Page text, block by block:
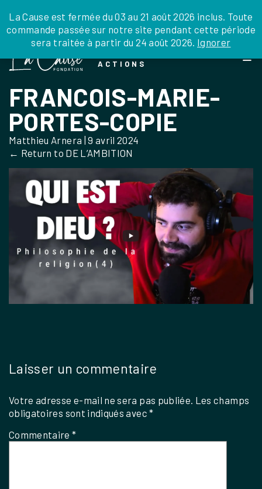
to
the
La Cause est fermée du 03 au 21 août 2026 inclus. Toute
commande passée sur notre site pendant cette période
sera traitée à partir du 24 août 2026. Ignorer
JE DONNE JE PARRAINE NOUS SOUTENIR
DEPUIS LA FRANCE
DEPUIS L’INTERNATIONAL
EN TANT QU’ORGANISATION
LEGS, LIBÉRALITÉS
0 ARTICLE
ACTIONS
FRANCOIS-MARIE-
PORTES-COPIE
Matthieu Arnera |9 avril 2024
← Return to DE L’AMBITION
Laisser un commentaire
Votre adresse e-mail ne sera pas publiée. Les champs
obligatoires sont indiqués avec*
Commentaire*